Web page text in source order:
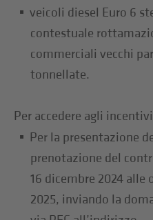
veicoli diesel Euro 6
contestuale
commerciali vecchi
tonnellate.
Per accedere agli
Per la presentazione
prenotazione del
16 dicembre 2024 alle
2025, inviando la